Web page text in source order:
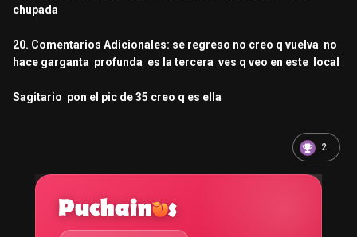
chupada
20. Comentarios Adicionales: se regreso no creo q vuelva no
hace garganta profunda es la tercera ves q veo en este local
Sagitario pon el pic de 35 creo q es ella
2